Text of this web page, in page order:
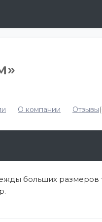
О компании Отзывы
больших размеров